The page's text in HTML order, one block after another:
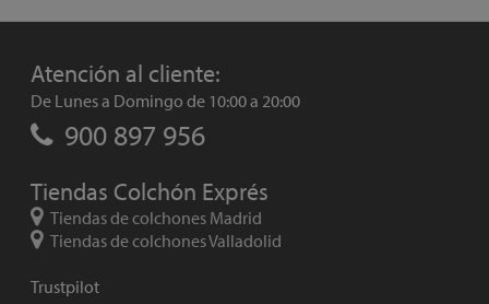
Atención al cliente:
De Lunes a Domingo de 10:00 a 20:00
900 897 956
Tiendas Colchón Exprés
Tiendas de colchones Madrid
Tiendas de colchones Valladolid
Trustpilot